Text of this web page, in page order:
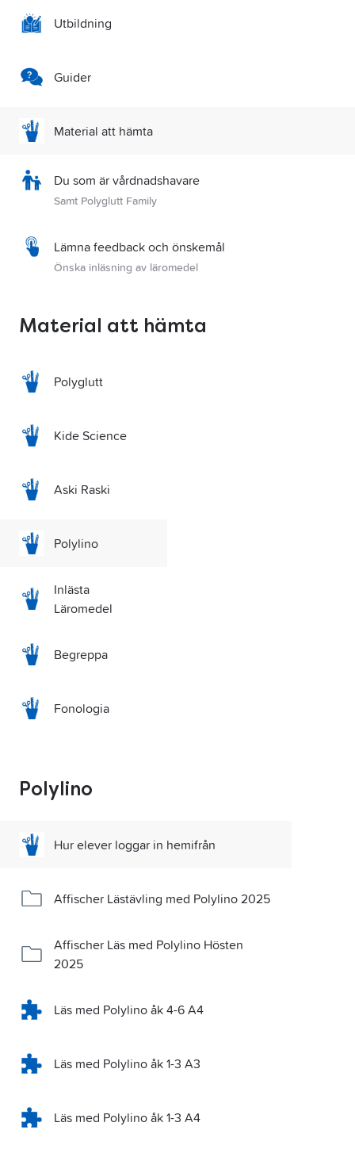
Utbildning
Guider
Material att hämta
Du som är vårdnadshavare
Samt Polyglutt Family
Lämna feedback och önskemål
Önska inläsning av läromedel
Material att hämta
Polyglutt
Kide Science
Aski Raski
Polylino
Inlästa
Läromedel
Begreppa
Fonologia
Polylino
Hur elever loggar in hemifrån
Affischer Lästävling med Polylino 2025
Affischer Läs med Polylino Hösten
2025
Läs med Polylino åk 4-6 A4
Läs med Polylino åk 1-3 A3
Läs med Polylino åk 1-3 A4